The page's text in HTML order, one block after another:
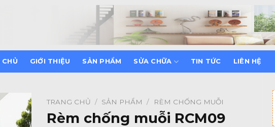
GIỚI THIỆU SẢN PHẨM SỬA CHỮA TIN TỨC LIÊN HỆ
TRANG CHỦ / SẢN PHẨM / RÈM CHỐNG MUỖI
Rèm chống muỗi RCM09